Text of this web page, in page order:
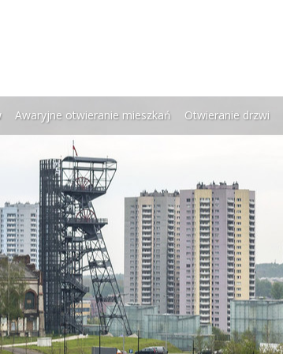
Awaryjne otwieranie mieszkań Otwieranie drzwi